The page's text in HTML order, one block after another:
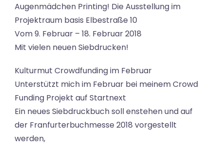
Augenmädchen Printing! Die Ausstellung im
Projektraum basis Elbestraße 10
Vom 9. Februar – 18. Februar 2018
Mit vielen neuen Siebdrucken!
Kulturmut Crowdfunding im Februar
Unterstützt mich im Februar bei meinem Crowd
Funding Projekt auf Startnext
Ein neues Siebdruckbuch soll enstehen und auf
der Franfurterbuchmesse 2018 vorgestellt
werden,